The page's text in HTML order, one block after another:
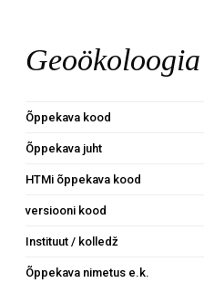
Õppekava kood
Õppekava juht
HTMi õppekava kood
versiooni kood
Instituut / kolledž
Õppekava nimetus e.k.